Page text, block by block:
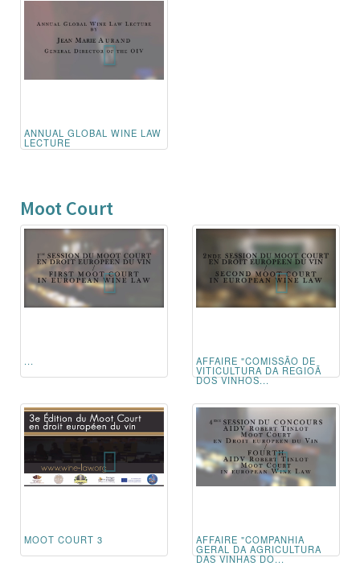
ANNUAL GLOBAL WINE LAW
LECTURE
Moot Court
... AFFAIRE "COMISSÃO DE
VITICULTURA DA REGIOÃ
DOS VINHOS...
MOOT COURT 3 AFFAIRE "COMPANHIA
GERAL DA AGRICULTURA
DAS VINHAS DO...